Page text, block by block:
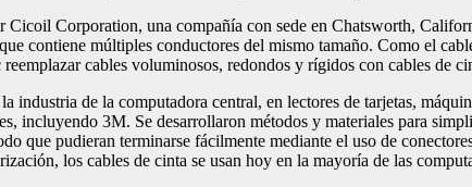
Corporation, una compañía con sede en Chatsworth,
contiene múltiples conductores del mismo tamaño. Como el
cables voluminosos, redondos y rígidos con cables de
industria de la computadora central, en lectores de tarjetas,
incluyendo 3M. Se desarrollaron métodos y materiales para
que pudieran terminarse fácilmente mediante el uso de
los cables de cinta se usan hoy en la mayoría de las